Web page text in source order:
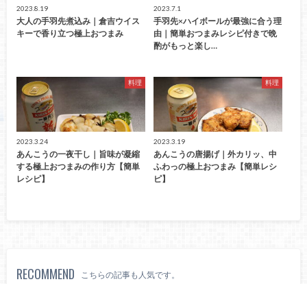
2023.8.19
大人の手羽先煮込み｜倉吉ウイス
キーで香り立つ極上おつまみ
2023.7.1
手羽先×ハイボールが最強に合う理
由｜簡単おつまみレシピ付きで晩
酌がもっと楽し…
料理
2023.3.24
あんこうの一夜干し｜旨味が凝縮
する極上おつまみの作り方【簡単
レシピ】
料理
2023.3.19
あんこうの唐揚げ｜外カリッ、中
ふわっの極上おつまみ【簡単レシ
ピ】
RECOMMEND こちらの記事も人気です。